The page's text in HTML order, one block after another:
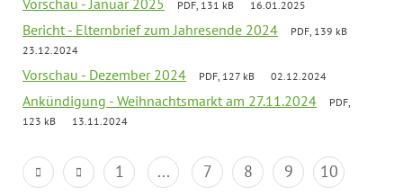
Vorschau - Januar 2025 PDF, 131 kB 16.01.2025
Bericht - Elternbrief zum Jahresende 2024
PDF, 139 kB
23.12.2024
Vorschau - Dezember 2024 PDF, 127 kB 02.12.2024
Ankündigung - Weihnachtsmarkt am 27.11.2024
PDF,
123 kB
13.11.2024
1 ... 7 8 9
10